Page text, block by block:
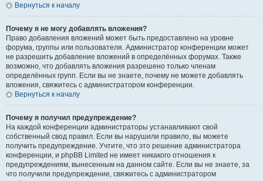
Вернуться к началу
Почему я не могу добавлять вложения?
Право добавления вложений может быть предоставлено на уровне
форума, группы или пользователя. Администратор конференции может
не разрешить добавление вложений в определённых форумах. Также
возможно, что добавлять вложения разрешено только членам
определённых групп. Если вы не знаете, почему не можете добавлять
вложения, свяжитесь с администратором конференции.
Вернуться к началу
Почему я получил предупреждение?
На каждой конференции администраторы устанавливают свой
собственный свод правил. Если вы нарушили правило, вы можете
получить предупреждение. Учтите, что это решение администратора
конференции, и phpBB Limited не имеет никакого отношения к
предупреждениям, вынесенным на данном сайте. Если вы не знаете, за
что получили предупреждение, свяжитесь с администратором